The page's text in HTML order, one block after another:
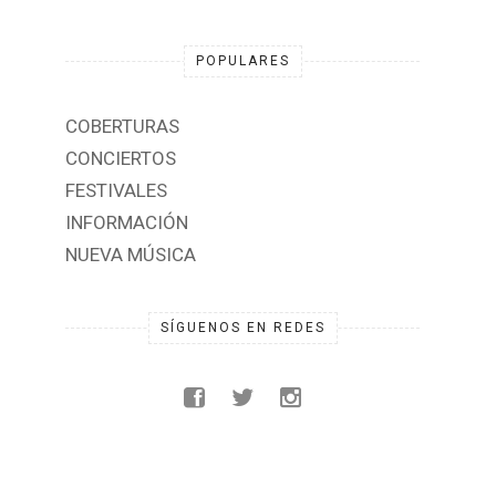
POPULARES
COBERTURAS
CONCIERTOS
FESTIVALES
INFORMACIÓN
NUEVA MÚSICA
SÍGUENOS EN REDES